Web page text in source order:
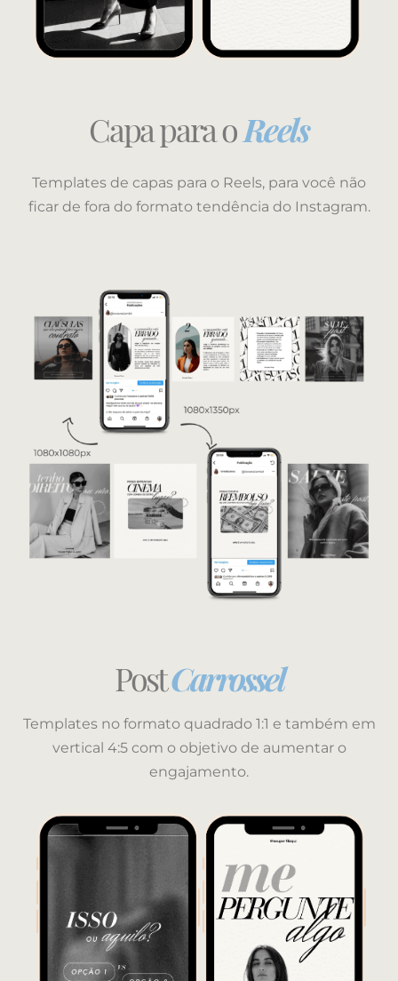
Capa para oReels
Templates de capas para o Reels, para você não
ficar de fora do formato tendência do Instagram.
PostCarrossel
Templates no formato quadrado 1:1 e também em
vertical 4:5 com o objetivo de aumentar o
engajamento.